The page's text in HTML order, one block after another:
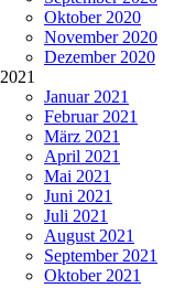
Oktober 2020
November 2020
Dezember 2020
2021
Januar 2021
Februar 2021
März 2021
April 2021
Mai 2021
Juni 2021
Juli 2021
August 2021
September 2021
Oktober 2021